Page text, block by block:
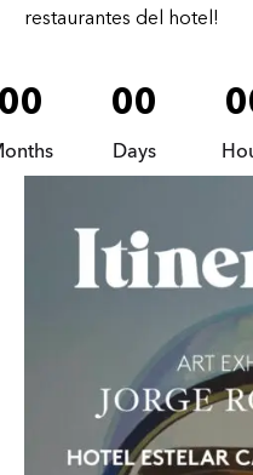
restaurantes del hotel!
00
Days